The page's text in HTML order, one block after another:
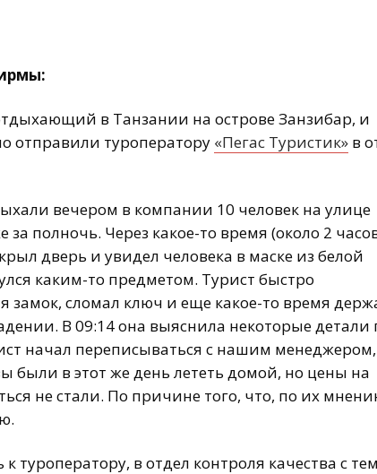
в Танзании на острове Занзибар, и
отправили туроператору «Пегас Туристик» в
вечером в компании 10 человек на улице
полночь. Через какое-то время (около 2
дверь и увидел человека в маске из белой
каким-то предметом. Турист быстро
замок, сломал ключ и еще какое-то время
В 09:14 она выяснила некоторые детали
начал переписываться с нашим менеджером,
были в этот же день лететь домой, но цены на
не стали. По причине того, что, по их
туроператору, в отдел контроля качества с